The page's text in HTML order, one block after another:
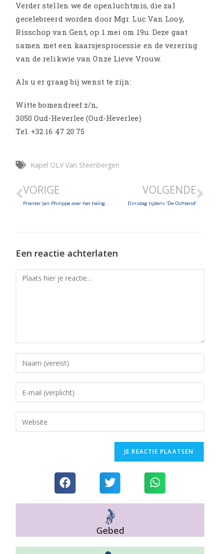
Verder stellen we de openluchtmis, die zal
gecelebreerd worden door Mgr. Luc Van Looy,
Bisschop van Gent, op 1 mei om 19u. Deze gaat
samen met een kaarsjesprocessie en de verering
van de relikwie van Onze Lieve Vrouw.
Als u er graag bij wenst te zijn:
Witte bomendreef z/n,
3050 Oud-Heverlee (Oud-Heverlee)
Tel. +32 16 47 20 75
Kapel OLV Van Steenbergen
VORIGE
Priester Jan Philippe over het heilig paastriduum
VOLGENDE
Dinsdag tijdens ‘De Ochtend’
Een reactie achterlaten
Gebed